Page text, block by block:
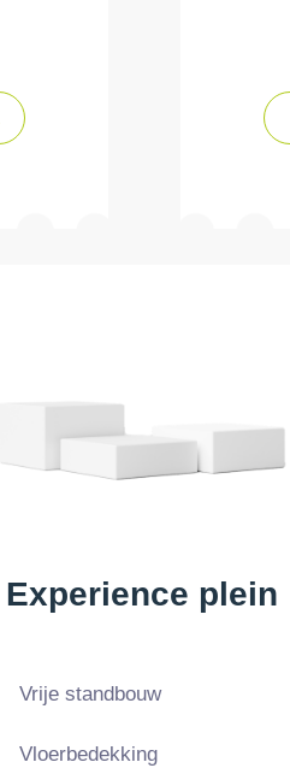
Experience plein
Vrije standbouw
Vloerbedekking